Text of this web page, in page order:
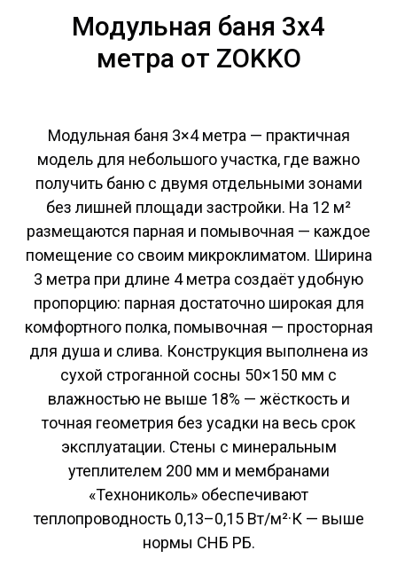
Модульная баня 3х4
метра от ZOKKO
Модульная баня 3×4 метра — практичная
модель для небольшого участка, где важно
получить баню с двумя отдельными зонами
без лишней площади застройки. На 12 м²
размещаются парная и помывочная — каждое
помещение со своим микроклиматом. Ширина
3 метра при длине 4 метра создаёт удобную
пропорцию: парная достаточно широкая для
комфортного полка, помывочная — просторная
для душа и слива. Конструкция выполнена из
сухой строганной сосны 50×150 мм с
влажностью не выше 18% — жёсткость и
точная геометрия без усадки на весь срок
эксплуатации. Стены с минеральным
утеплителем 200 мм и мембранами
«Технониколь» обеспечивают
теплопроводность 0,13–0,15 Вт/м²·К — выше
нормы СНБ РБ.